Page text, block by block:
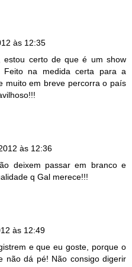
às 12:35
estou certo de que é um show
Feito na medida certa para a
muito em breve percorra o país
às 12:36
deixem passar em branco e
q Gal merece!!!
às 12:49
e que eu goste, porque o
não dá pé! Não consigo digerir